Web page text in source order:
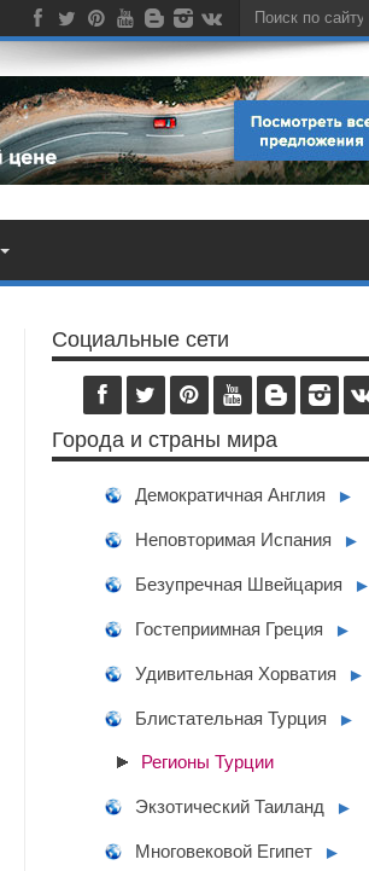
Социальные сети
Города и страны мира
Демократичная Англия ►
Неповторимая Испания ►
Безупречная Швейцария ►
Гостеприимная Греция ►
Удивительная Хорватия ►
Блистательная Турция ►
Регионы Турции
Экзотический Таиланд ►
Многовековой Египет ►